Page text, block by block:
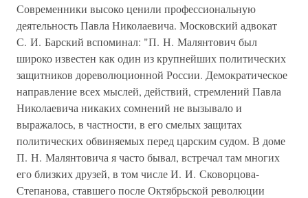
Современники высоко ценили профессиональную
деятельность Павла Николаевича. Московский адвокат
С. И. Барский вспоминал: "П. Н. Малянтович был
широко известен как один из крупнейших политических
защитников дореволюционной России. Демократическое
направление всех мыслей, действий, стремлений Павла
Николаевича никаких сомнений не вызывало и
выражалось, в частности, в его смелых защитах
политических обвиняемых перед царским судом. В доме
П. Н. Малянтовича я часто бывал, встречал там многих
его близких друзей, в том числе И. И. Сковорцова-
Степанова, ставшего после Октябрьской революции